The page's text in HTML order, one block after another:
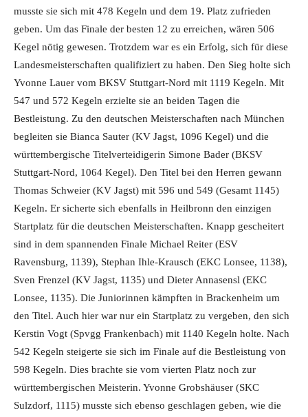
musste sie sich mit 478 Kegeln und dem 19. Platz zufrieden
geben. Um das Finale der besten 12 zu erreichen, wären 506
Kegel nötig gewesen. Trotzdem war es ein Erfolg, sich für diese
Landesmeisterschaften qualifiziert zu haben. Den Sieg holte sich
Yvonne Lauer vom BKSV Stuttgart-Nord mit 1119 Kegeln. Mit
547 und 572 Kegeln erzielte sie an beiden Tagen die
Bestleistung. Zu den deutschen Meisterschaften nach München
begleiten sie Bianca Sauter (KV Jagst, 1096 Kegel) und die
württembergische Titelverteidigerin Simone Bader (BKSV
Stuttgart-Nord, 1064 Kegel). Den Titel bei den Herren gewann
Thomas Schweier (KV Jagst) mit 596 und 549 (Gesamt 1145)
Kegeln. Er sicherte sich ebenfalls in Heilbronn den einzigen
Startplatz für die deutschen Meisterschaften. Knapp gescheitert
sind in dem spannenden Finale Michael Reiter (ESV
Ravensburg, 1139), Stephan Ihle-Krausch (EKC Lonsee, 1138),
Sven Frenzel (KV Jagst, 1135) und Dieter Annasensl (EKC
Lonsee, 1135). Die Juniorinnen kämpften in Brackenheim um
den Titel. Auch hier war nur ein Startplatz zu vergeben, den sich
Kerstin Vogt (Spvgg Frankenbach) mit 1140 Kegeln holte. Nach
542 Kegeln steigerte sie sich im Finale auf die Bestleistung von
598 Kegeln. Dies brachte sie vom vierten Platz noch zur
württembergischen Meisterin. Yvonne Grobshäuser (SKC
Sulzdorf, 1115) musste sich ebenso geschlagen geben, wie die